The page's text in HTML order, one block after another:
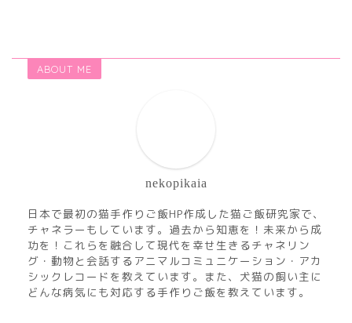
ABOUT ME
nekopikaia
日本で最初の猫手作りご飯HP作成した猫ご飯研究家で、
チャネラーもしています。過去から知恵を！未来から成
功を！これらを融合して現代を幸せ生きるチャネリン
グ・動物と会話するアニマルコミュニケーション・アカ
シックレコードを教えています。また、犬猫の飼い主に
どんな病気にも対応する手作りご飯を教えています。